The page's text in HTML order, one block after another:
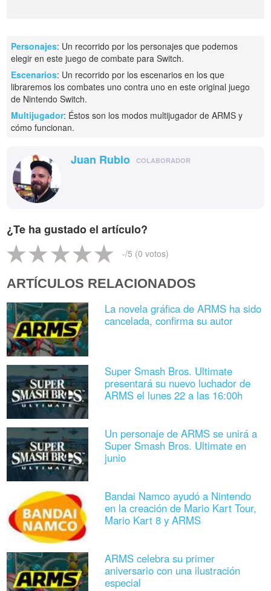
Personajes: Un recorrido por los personajes que podemos
elegir en este juego de combate para Switch.
Escenarios: Un recorrido por los escenarios en los que
libraremos los combates uno contra uno en este original juego
de Nintendo Switch.
Multijugador: Éstos son los modos multijugador de ARMS y
cómo funcionan.
Juan Rubio COLABORADOR
¿Te ha gustado el artículo?
-/5 (0 votos)
ARTÍCULOS RELACIONADOS
La novela gráfica de ARMS ha sido
cancelada, confirma su autor
Super Smash Bros. Ultimate
presentará su nuevo luchador de
ARMS el lunes 22 a las 16:00h
Un personaje de ARMS se unirá a
Super Smash Bros. Ultimate en
junio
Bandai Namco ayudó a Nintendo
en la creación de Mario Kart Tour,
Mario Kart 8 y ARMS
ARMS celebra su primer
aniversario con una ilustración
especial